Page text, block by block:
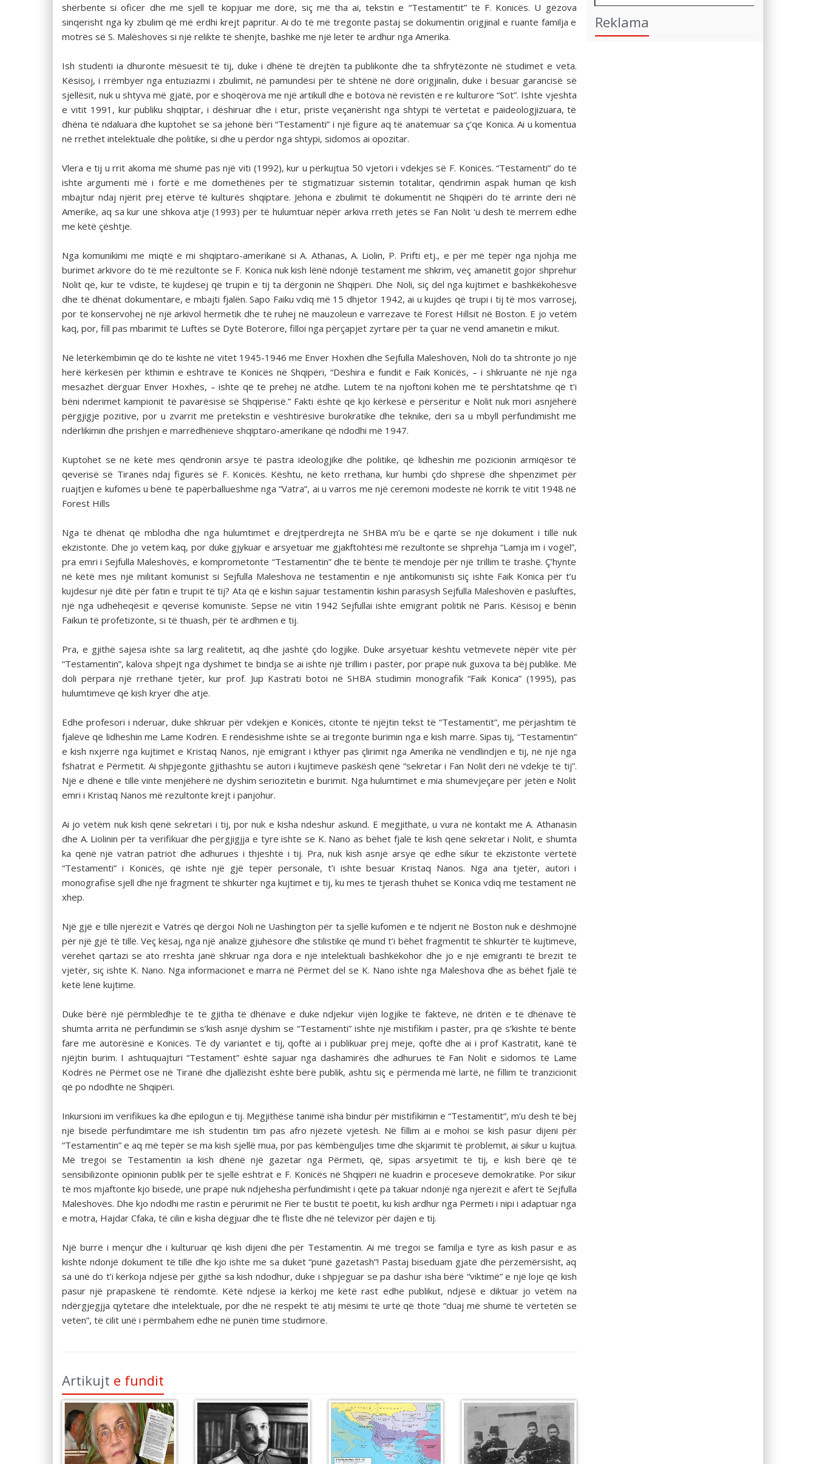
shërbente si oficer dhe më sjell të kopjuar me dorë, siç më tha ai, tekstin e “Testamentit” të F. Konicës. U gëzova
sinqerisht nga ky zbulim që më erdhi krejt papritur. Ai do të më tregonte pastaj se dokumentin origjinal e ruante familja e
motrës së S. Malëshovës si një relikte të shenjtë, bashkë me një letër të ardhur nga Amerika.
Ish studenti ia dhuronte mësuesit të tij, duke i dhënë të drejtën ta publikonte dhe ta shfrytëzonte në studimet e veta.
Kësisoj, i rrëmbyer nga entuziazmi i zbulimit, në pamundësi për të shtënë në dorë origjinalin, duke i besuar garancisë së
sjellësit, nuk u shtyva më gjatë, por e shoqërova me një artikull dhe e botova në revistën e re kulturore “Sot”. Ishte vjeshta
e vitit 1991, kur publiku shqiptar, i dëshiruar dhe i etur, priste veçanërisht nga shtypi të vërtetat e paideologjizuara, të
dhëna të ndaluara dhe kuptohet se sa jehonë bëri “Testamenti” i një figure aq të anatemuar sa ç’qe Konica. Ai u komentua
në rrethet intelektuale dhe politike, si dhe u përdor nga shtypi, sidomos ai opozitar.
Vlera e tij u rrit akoma më shumë pas një viti (1992), kur u përkujtua 50 vjetori i vdekjes së F. Konicës. “Testamenti” do të
ishte argumenti më i fortë e më domethënës për të stigmatizuar sistemin totalitar, qëndrimin aspak human që kish
mbajtur ndaj njërit prej etërve të kulturës shqiptare. Jehona e zbulimit të dokumentit në Shqipëri do të arrinte deri në
Amerikë, aq sa kur unë shkova atje (1993) për të hulumtuar nëpër arkiva rreth jetës së Fan Nolit ‘u desh të merrem edhe
me këtë çështje.
Nga komunikimi me miqtë e mi shqiptaro-amerikanë si A. Athanas, A. Liolin, P. Prifti etj., e për më tepër nga njohja me
burimet arkivore do të më rezultonte se F. Konica nuk kish lënë ndonjë testament me shkrim, veç amanetit gojor shprehur
Nolit që, kur të vdiste, të kujdesej që trupin e tij ta dërgonin në Shqipëri. Dhe Noli, siç del nga kujtimet e bashkëkohësve
dhe të dhënat dokumentare, e mbajti fjalën. Sapo Faiku vdiq më 15 dhjetor 1942, ai u kujdes që trupi i tij të mos varrosej,
por të konservohej në një arkivol hermetik dhe të ruhej në mauzoleun e varrezave të Forest Hillsit në Boston. E jo vetëm
kaq, por, fill pas mbarimit të Luftës së Dytë Botërore, filloi nga përçapjet zyrtare për ta çuar në vend amanetin e mikut.
Në letërkëmbimin që do të kishte në vitet 1945-1946 me Enver Hoxhën dhe Sejfulla Maleshovën, Noli do ta shtronte jo një
herë kërkesën për kthimin e eshtrave të Konicës në Shqipëri, “Dëshira e fundit e Faik Konicës, – i shkruante në një nga
mesazhet dërguar Enver Hoxhës, – ishte që të prehej në atdhe. Lutem të na njoftoni kohën më të përshtatshme që t’i
bëni nderimet kampionit të pavarësisë së Shqipërisë.” Fakti është që kjo kërkesë e përsëritur e Nolit nuk mori asnjëherë
përgjigje pozitive, por u zvarrit me pretekstin e vështirësive burokratike dhe teknike, deri sa u mbyll përfundimisht me
ndërlikimin dhe prishjen e marrëdhënieve shqiptaro-amerikane që ndodhi më 1947.
Kuptohet se në këtë mes qëndronin arsye të pastra ideologjike dhe politike, që lidheshin me pozicionin armiqësor të
qeverisë së Tiranës ndaj figurës së F. Konicës. Kështu, në këto rrethana, kur humbi çdo shpresë dhe shpenzimet për
ruajtjen e kufomës u bënë të papërballueshme nga “Vatra”, ai u varros me një ceremoni modeste në korrik të vitit 1948 në
Forest Hills
Nga të dhënat që mblodha dhe nga hulumtimet e drejtpërdrejta në SHBA m’u bë e qartë se një dokument i tillë nuk
ekzistonte. Dhe jo vetëm kaq, por duke gjykuar e arsyetuar me gjakftohtësi më rezultonte se shprehja “Lamja im i vogël”,
pra emri i Sejfulla Maleshovës, e komprometonte “Testamentin” dhe të bënte të mendoje për një trillim të trashë. Ç’hynte
në këtë mes një militant komunist si Sejfulla Maleshova në testamentin e një antikomunisti siç ishte Faik Konica për t’u
kujdesur një ditë për fatin e trupit të tij? Ata që e kishin sajuar testamentin kishin parasysh Sejfulla Maleshovën e pasluftës,
një nga udhëheqësit e qeverisë komuniste. Sepse në vitin 1942 Sejfullai ishte emigrant politik në Paris. Kësisoj e bënin
Faikun të profetizonte, si të thuash, për të ardhmen e tij.
Pra, e gjithë sajesa ishte sa larg realitetit, aq dhe jashtë çdo logjike. Duke arsyetuar kështu vetmevete nëpër vite për
“Testamentin”, kalova shpejt nga dyshimet te bindja se ai ishte një trillim i pastër, por prapë nuk guxova ta bëj publike. Më
doli përpara një rrethanë tjetër, kur prof. Jup Kastrati botoi në SHBA studimin monografik “Faik Konica” (1995), pas
hulumtimeve që kish kryer dhe atje.
Edhe profesori i nderuar, duke shkruar për vdekjen e Konicës, citonte të njëjtin tekst të “Testamentit”, me përjashtim të
fjalëve që lidheshin me Lame Kodrën. E rëndësishme ishte se ai tregonte burimin nga e kish marrë. Sipas tij, “Testamentin”
e kish nxjerrë nga kujtimet e Kristaq Nanos, një emigrant i kthyer pas çlirimit nga Amerika në vendlindjen e tij, në një nga
fshatrat e Përmetit. Ai shpjegonte gjithashtu se autori i kujtimeve paskësh qenë “sekretar i Fan Nolit deri në vdekje të tij”.
Një e dhënë e tillë vinte menjëherë në dyshim seriozitetin e burimit. Nga hulumtimet e mia shumëvjeçare për jetën e Nolit
emri i Kristaq Nanos më rezultonte krejt i panjohur.
Ai jo vetëm nuk kish qenë sekretari i tij, por nuk e kisha ndeshur askund. E megjithatë, u vura në kontakt me A. Athanasin
dhe A. Liolinin për ta verifikuar dhe përgjigjja e tyre ishte se K. Nano as bëhet fjalë të kish qenë sekretar i Nolit, e shumta
ka qenë një vatran patriot dhe adhurues i thjeshtë i tij. Pra, nuk kish asnjë arsye që edhe sikur të ekzistonte vërtetë
“Testamenti” i Konicës, që ishte një gjë tepër personale, t’i ishte besuar Kristaq Nanos. Nga ana tjetër, autori i
monografisë sjell dhe një fragment të shkurtër nga kujtimet e tij, ku mes të tjerash thuhet se Konica vdiq me testament në
xhep.
Një gjë e tillë njerëzit e Vatrës që dërgoi Noli në Uashington për ta sjellë kufomën e të ndjerit në Boston nuk e dëshmojnë
për një gjë të tillë. Veç kësaj, nga një analizë gjuhësore dhe stilistike që mund t’i bëhet fragmentit të shkurtër të kujtimeve,
vërehet qartazi se ato rreshta janë shkruar nga dora e një intelektuali bashkëkohor dhe jo e një emigranti të brezit të
vjetër, siç ishte K. Nano. Nga informacionet e marra në Përmet del se K. Nano ishte nga Maleshova dhe as bëhet fjalë të
ketë lënë kujtime.
Duke bërë një përmbledhje të të gjitha të dhënave e duke ndjekur vijën logjike të fakteve, në dritën e të dhënave të
shumta arrita në përfundimin se s’kish asnjë dyshim se “Testamenti” ishte një mistifikim i pastër, pra që s’kishte të bënte
fare me autorësinë e Konicës. Të dy variantet e tij, qoftë ai i publikuar prej meje, qoftë dhe ai i prof Kastratit, kanë të
njëjtin burim. I ashtuquajturi “Testament” është sajuar nga dashamirës dhe adhurues të Fan Nolit e sidomos të Lame
Kodrës në Përmet ose në Tiranë dhe djallëzisht është bërë publik, ashtu siç e përmenda më lartë, në fillim të tranzicionit
që po ndodhte në Shqipëri.
Inkursioni im verifikues ka dhe epilogun e tij. Megjithëse tanimë isha bindur për mistifikimin e “Testamentit”, m’u desh të bëj
një bisedë përfundimtare me ish studentin tim pas afro njëzetë vjetësh. Në fillim ai e mohoi se kish pasur dijeni për
“Testamentin” e aq më tepër se ma kish sjellë mua, por pas këmbënguljes time dhe skjarimit të problemit, ai sikur u kujtua.
Më tregoi se Testamentin ia kish dhënë një gazetar nga Përmeti, që, sipas arsyetimit të tij, e kish bërë që të
sensibilizonte opinionin publik për të sjellë eshtrat e F. Konicës në Shqipëri në kuadrin e proceseve demokratike. Por sikur
të mos mjaftonte kjo bisedë, unë prapë nuk ndjehesha përfundimisht i qetë pa takuar ndonjë nga njerëzit e afërt të Sejfulla
Maleshovës. Dhe kjo ndodhi me rastin e përurimit në Fier të bustit të poetit, ku kish ardhur nga Përmeti i nipi i adaptuar nga
e motra, Hajdar Cfaka, të cilin e kisha dëgjuar dhe të fliste dhe në televizor për dajën e tij.
Një burrë i mençur dhe i kulturuar që kish dijeni dhe për Testamentin. Ai më tregoi se familja e tyre as kish pasur e as
kishte ndonjë dokument të tillë dhe kjo ishte me sa duket “punë gazetash”! Pastaj biseduam gjatë dhe përzemërsisht, aq
sa unë do t’i kërkoja ndjesë për gjithë sa kish ndodhur, duke i shpjeguar se pa dashur isha bërë “viktimë” e një loje që kish
pasur një prapaskenë të rëndomtë. Këtë ndjesë ia kërkoj me këtë rast edhe publikut, ndjesë e diktuar jo vetëm na
ndërgjegjja qytetare dhe intelektuale, por dhe në respekt të atij mësimi të urtë që thotë “duaj më shumë të vërtetën se
veten”, të cilit unë i përmbahem edhe në punën time studimore.
Artikujt e fundit
Reklama